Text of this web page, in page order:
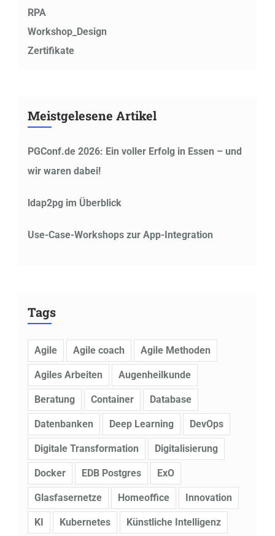
RPA
Workshop_Design
Zertifikate
Meistgelesene Artikel
PGConf.de 2026: Ein voller Erfolg in Essen – und
wir waren dabei!
ldap2pg im Überblick
Use-Case-Workshops zur App-Integration
Tags
Agile Agile coach Agile Methoden
Agiles Arbeiten Augenheilkunde
Beratung Container Database
Datenbanken Deep Learning DevOps
Digitale Transformation Digitalisierung
Docker EDB Postgres ExO
Glasfasernetze Homeoffice Innovation
KI Kubernetes Künstliche Intelligenz